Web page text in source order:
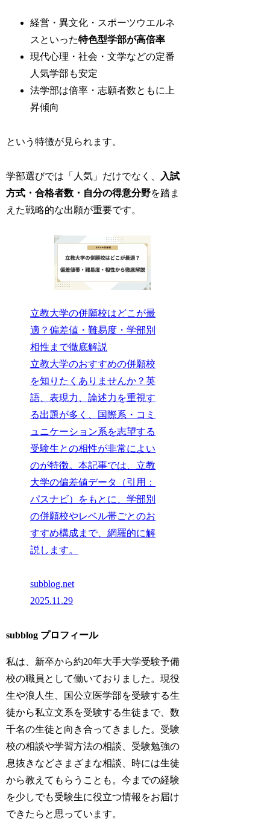
経営・異文化・スポーツウエルネ
スといった特色型学部が高倍率
現代心理・社会・文学などの定番
人気学部も安定
法学部は倍率・志願者数ともに上
昇傾向
という特徴が見られます。
学部選びでは「人気」だけでなく、
入試
方式・合格者数・自分の得意分野を踏ま
えた戦略的な出願が重要です。
立教大学の併願校はどこが最
適？偏差値・難易度・学部別
相性まで徹底解説
立教大学のおすすめの併願校
を知りたくありませんか？英
語、表現力、論述力を重視す
る出題が多く、国際系・コミ
ュニケーション系を志望する
受験生との相性が非常によい
のが特徴。本記事では、立教
大学の偏差値データ（引用：
パスナビ）をもとに、学部別
の併願校やレベル帯ごとのお
すすめ構成まで、網羅的に解
説します。
subblog.net
2025.11.29
subblog プロフィール
私は、新卒から約20年大手大学受験予備
校の職員として働いておりました。現役
生や浪人生、国公立医学部を受験する生
徒から私立文系を受験する生徒まで、数
千名の生徒と向き合ってきました。受験
校の相談や学習方法の相談、受験勉強の
息抜きなどさまざまな相談、時には生徒
から教えてもらうことも。今までの経験
を少しでも受験生に役立つ情報をお届け
できたらと思っています。